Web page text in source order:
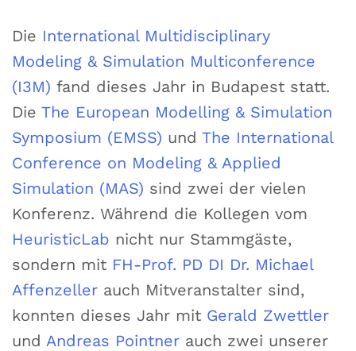
Die International Multidisciplinary
Modeling & Simulation Multiconference
(I3M) fand dieses Jahr in Budapest statt.
Die The European Modelling & Simulation
Symposium (EMSS) und The International
Conference on Modeling & Applied
Simulation (MAS) sind zwei der vielen
Konferenz. Während die Kollegen vom
HeuristicLab nicht nur Stammgäste,
sondern mit FH-Prof. PD DI Dr. Michael
Affenzeller auch Mitveranstalter sind,
konnten dieses Jahr mit Gerald Zwettler
und Andreas Pointner auch zwei unserer